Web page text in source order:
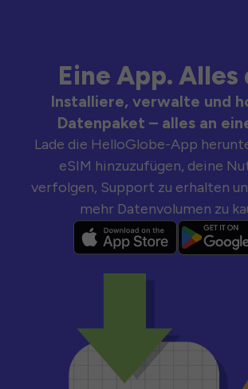
Eine App. Alles
Installiere, verwalte und
Datenpaket – alles an
Lade die HelloGlobe-App
eSIM hinzuzufügen, deine
verfolgen, Support zu erhalten
mehr Datenvolumen zu